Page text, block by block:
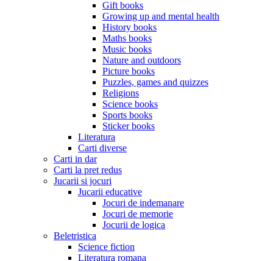
Gift books
Growing up and mental health
History books
Maths books
Music books
Nature and outdoors
Picture books
Puzzles, games and quizzes
Religions
Science books
Sports books
Sticker books
Literatura
Carti diverse
Carti in dar
Carti la pret redus
Jucarii si jocuri
Jucarii educative
Jocuri de indemanare
Jocuri de memorie
Jocurii de logica
Beletristica
Science fiction
Literatura romana